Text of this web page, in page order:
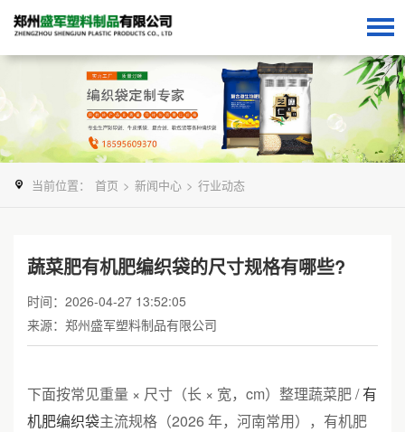
当前位置： 首页 > 新闻中心 > 行业动态
蔬菜肥有机肥编织袋的尺寸规格有哪些?
时间：2026-04-27 13:52:05
来源：郑州盛军塑料制品有限公司
下面按常见重量 × 尺寸（长 × 宽，cm）整理蔬菜肥 /有
机肥编织袋主流规格（2026 年，河南常用），有机肥